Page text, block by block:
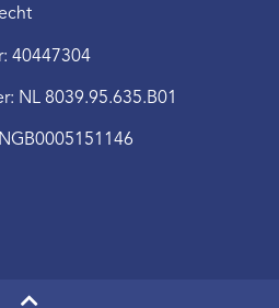
40447304
NL 8039.95.635.B01